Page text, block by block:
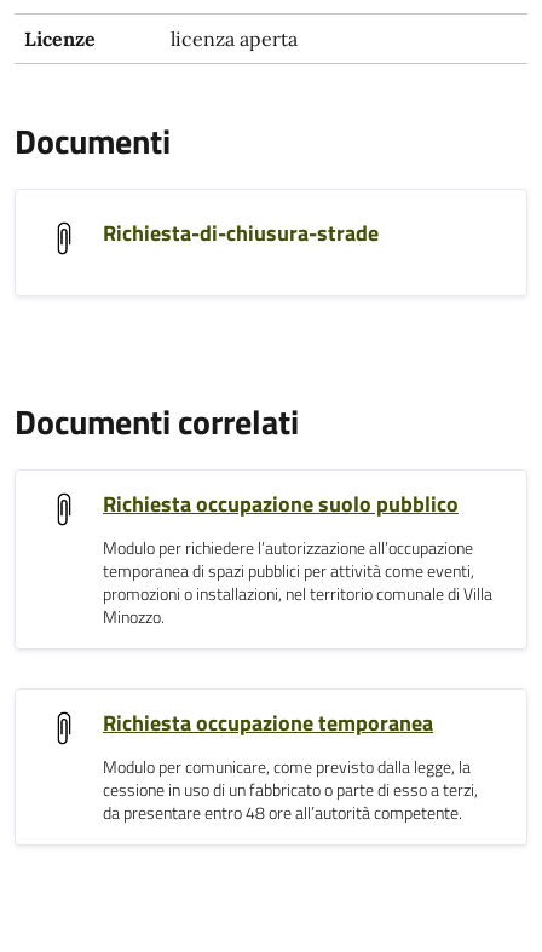
Licenze licenza aperta
Documenti
Richiesta-di-chiusura-strade
Documenti correlati
Richiesta occupazione suolo pubblico
Modulo per richiedere l’autorizzazione all’occupazione
temporanea di spazi pubblici per attività come eventi,
promozioni o installazioni, nel territorio comunale di Villa
Minozzo.
Richiesta occupazione temporanea
Modulo per comunicare, come previsto dalla legge, la
cessione in uso di un fabbricato o parte di esso a terzi,
da presentare entro 48 ore all’autorità competente.